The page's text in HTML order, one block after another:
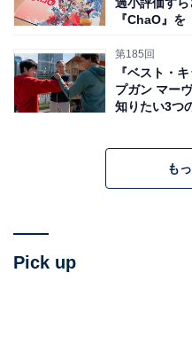
『ChaO』
第185回
『ベスト・
プガン マー
知りたい3つ
も
Pick up